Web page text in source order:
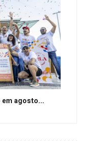
em agosto...